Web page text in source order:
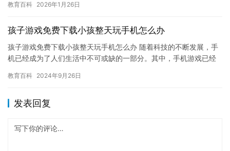
教育百科 2026年1月26日
孩子游戏免费下载小孩整天玩手机怎么办
孩子游戏免费下载小孩整天玩手机怎么办 随着科技的不断发展，手
机已经成为了人们生活中不可或缺的一部分。其中，手机游戏已经
玩手…
教育百科 2024年9月26日
发表回复